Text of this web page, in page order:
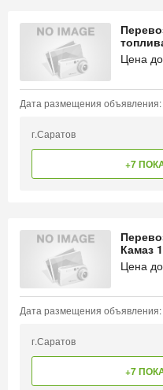
Цена
Дата размещения объявления:
г.Саратов
+7
Камаз
Цена
Дата размещения объявления:
г.Саратов
+7